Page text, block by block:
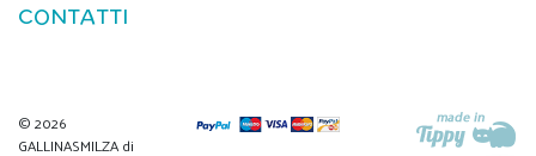
CONTATTI
© 2026
GALLINASMILZA di